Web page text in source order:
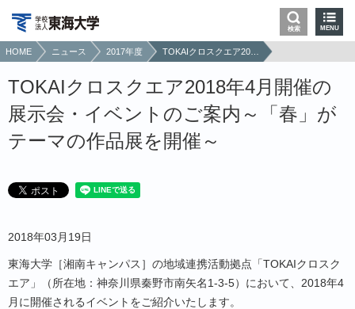
検索 MENU
HOME ニュース 2017年度
TOKAIクロスクエア2018年4月開催の
展示会・イベントのご案内～「春」が
テーマの作品展を開催～
2018年03月19日
東海大学［湘南キャンパス］の地域連携活動拠点「TOKAIクロスク
エア」（所在地：神奈川県秦野市南矢名1-3-5）において、2018年4
月に開催されるイベントをご紹介いたします。